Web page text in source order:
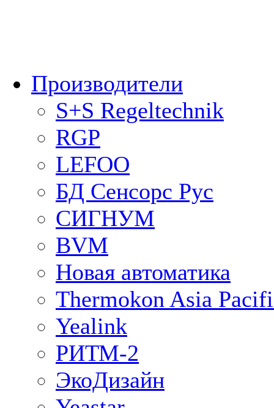
Производители
S+S Regeltechnik
RGP
LEFOO
БД Сенсорс Рус
СИГНУМ
BVM
Новая автоматика
Thermokon Asia
Yealink
РИТМ-2
ЭкоДизайн